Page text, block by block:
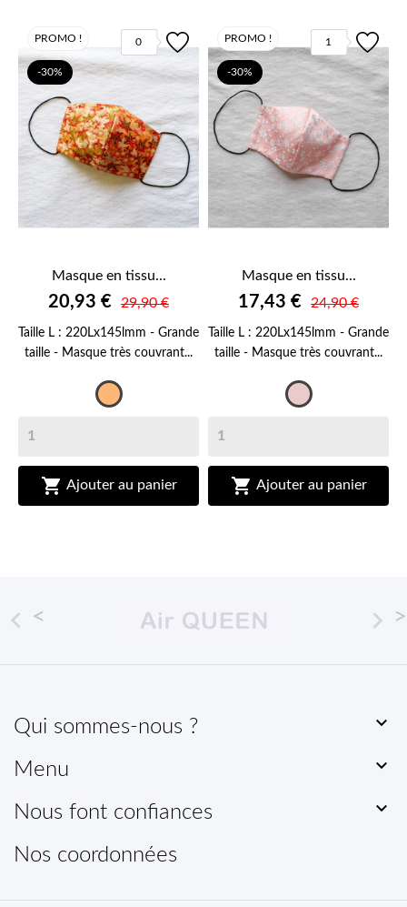
0
PROMO !
-30%
Masque en tissu...
20,93 € 29,90 €
Taille L : 220Lx145lmm - Grande
taille - Masque très couvrant...
Orange
 Ajouter au panier
1
PROMO !
-30%
Masque en tissu...
17,43 € 24,90 €
Taille L : 220Lx145lmm - Grande
taille - Masque très couvrant...
Rose
 Ajouter au panier
 
Qui sommes-nous ? 
Menu 
Nous font confiances 
Nos coordonnées